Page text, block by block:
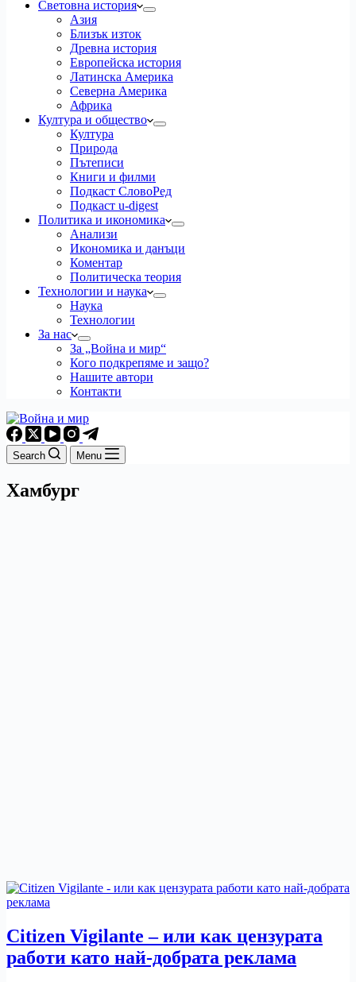
Световна история
Азия
Близък изток
Древна история
Европейска история
Латинска Америка
Северна Америка
Африка
Култура и общество
Култура
Природа
Пътеписи
Книги и филми
Подкаст СловоРед
Подкаст u-digest
Политика и икономика
Анализи
Икономика и данъци
Коментар
Политическа теория
Технологии и наука
Наука
Технологии
За нас
За „Война и мир“
Кого подкрепяме и защо?
Нашите автори
Контакти
Search Menu
Хамбург
Citizen Vigilante – или как цензурата
работи като най-добрата реклама